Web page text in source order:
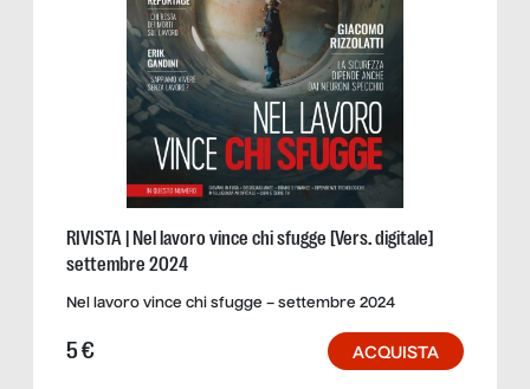
RIVISTA | Nel lavoro vince chi sfugge [Vers. digitale]
settembre 2024
Nel lavoro vince chi sfugge – settembre 2024
5€ ACQUISTA